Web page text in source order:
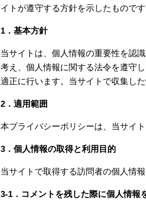
イトが遵守する方針を示したものです
1．基本方針
当サイトは、個人情報の重要性を認
考え、個人情報に関する法令を遵守
適正に行います。当サイトで収集し
2．適用範囲
本プライバシーポリシーは、当サイ
3．個人情報の取得と利用目的
当サイトで取得する訪問者の個人情
3-1．コメントを残した際に個人情報